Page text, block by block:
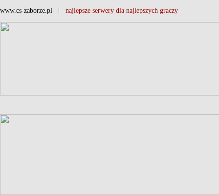
www.cs-zaborze.pl | najlepsze serwery dla najlepszych graczy